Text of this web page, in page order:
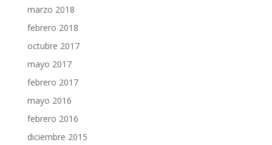
marzo 2018
febrero 2018
octubre 2017
mayo 2017
febrero 2017
mayo 2016
febrero 2016
diciembre 2015